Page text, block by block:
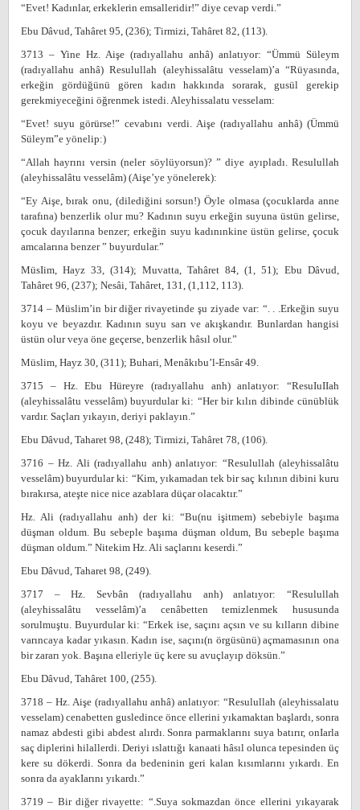
“Evet! Kadınlar, erkeklerin emsalleridir!” diye cevap verdi.”
Ebu Dâvud, Tahâret 95, (236); Tirmizi, Tahâret 82, (113).
3713 – Yine Hz. Aişe (radıyallahu anhâ) anlatıyor: “Ümmü Süleym
(radıyallahu anhâ) Resulullah (aleyhissalâtu vesselam)’a “Rüyasında,
erkeğin gördüğünü gören kadın hakkında sorarak, gusül gerekip
gerekmiyeceğini öğrenmek istedi. Aleyhissalatu vesselam:
“Evet! suyu görürse!” cevabını verdi. Aişe (radıyallahu anhâ) (Ümmü
Süleym”e yönelip:)
“Allah hayrını versin (neler söylüyorsun)? ” diye ayıpladı. Resulullah
(aleyhissalâtu vesselâm) (Aişe’ye yönelerek):
“Ey Aişe, bırak onu, (dilediğini sorsun!) Öyle olmasa (çocuklarda anne
tarafına) benzerlik olur mu? Kadının suyu erkeğin suyuna üstün gelirse,
çocuk dayılarına benzer; erkeğin suyu kadınınkine üstün gelirse, çocuk
amcalarına benzer ” buyurdular.”
MüsIim, Hayz 33, (314); Muvatta, Tahâret 84, (1, 51); Ebu Dâvud,
Tahâret 96, (237); Nesâi, Tahâret, 131, (1,112, 113).
3714 – Müslim’in bir diğer rivayetinde şu ziyade var: “. . .Erkeğin suyu
koyu ve beyazdır. Kadının suyu sarı ve akışkandır. Bunlardan hangisi
üstün olur veya öne geçerse, benzerlik hâsıl olur.”
Müslim, Hayz 30, (311); Buhari, Menâkıbu’l-Ensâr 49.
3715 – Hz. Ebu Hüreyre (radıyallahu anh) anlatıyor: “ResuIuIIah
(aleyhissalâtu vesselâm) buyurdular ki: “Her bir kılın dibinde cünüblük
vardır. Saçları yıkayın, deriyi paklayın.”
Ebu Dâvud, Taharet 98, (248); Tirmizi, Tahâret 78, (106).
3716 – Hz. Ali (radıyallahu anh) anlatıyor: “Resulullah (aleyhissalâtu
vesselâm) buyurdular ki: “Kim, yıkamadan tek bir saç kılının dibini kuru
bırakırsa, ateşte nice nice azablara düçar olacaktır.”
Hz. Ali (radıyallahu anh) der ki: “Bu(nu işitmem) sebebiyle başıma
düşman oldum. Bu sebeple başıma düşman oldum, Bu sebeple başıma
düşman oldum.” Nitekim Hz. Ali saçlarını keserdi.”
Ebu Dâvud, Taharet 98, (249).
3717 – Hz. Sevbân (radıyallahu anh) anlatıyor: “Resulullah
(aleyhissalâtu vesselâm)’a cenâbetten temizlenmek hususunda
sorulmuştu. Buyurdular ki: “Erkek ise, saçını açsın ve su kılların dibine
varıncaya kadar yıkasın. Kadın ise, saçını(n örgüsünü) açmamasının ona
bir zararı yok. Başına elleriyle üç kere su avuçlayıp döksün.”
Ebu Dâvud, Tahâret 100, (255).
3718 – Hz. Aişe (radıyallahu anhâ) anlatıyor: “Resulullah (aleyhissalatu
vesselam) cenabetten gusledince önce ellerini yıkamaktan başlardı, sonra
namaz abdesti gibi abdest alırdı. Sonra parmaklarını suya batırır, onIarla
saç diplerini hilallerdi. Deriyi ıslattığı kanaati hâsıl olunca tepesinden üç
kere su dökerdi. Sonra da bedeninin geri kalan kısımlarını yıkardı. En
sonra da ayakIarını yıkardı.”
3719 – Bir diğer rivayette: “.Suya sokmazdan önce ellerini yıkayarak